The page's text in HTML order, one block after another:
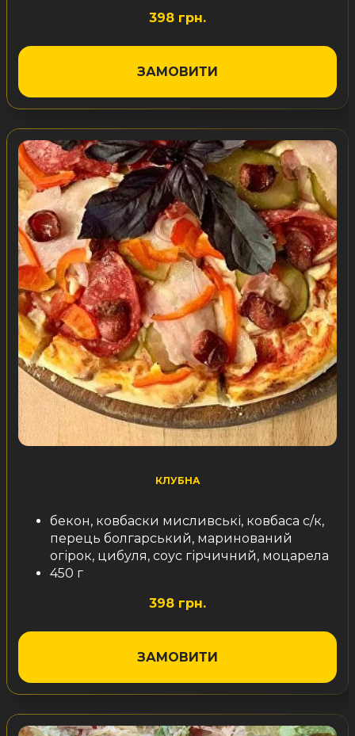
398 грн.
ЗАМОВИТИ
КЛУБНА
бекон, ковбаски мисливські, ковбаса с/к,
перець болгарський, маринований
огірок, цибуля, соус гірчичний, моцарела
450 г
398 грн.
ЗАМОВИТИ